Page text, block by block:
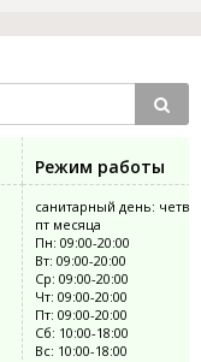
Режим работы
санитарный день:
пт месяца
Пн: 09:00-20:00
Вт: 09:00-20:00
Ср: 09:00-20:00
Чт: 09:00-20:00
Пт: 09:00-20:00
Сб: 10:00-18:00
Вс: 10:00-18:00